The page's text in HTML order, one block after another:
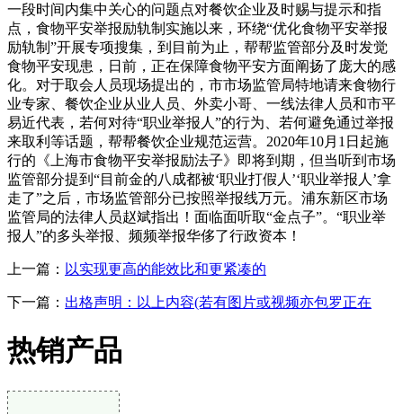
一段时间内集中关心的问题点对餐饮企业及时赐与提示和指
点，食物平安举报励轨制实施以来，环绕“优化食物平安举报
励轨制”开展专项搜集，到目前为止，帮帮监管部分及时发觉
食物平安现患，日前，正在保障食物平安方面阐扬了庞大的感
化。对于取会人员现场提出的，市市场监管局特地请来食物行
业专家、餐饮企业从业人员、外卖小哥、一线法律人员和市平
易近代表，若何对待“职业举报人”的行为、若何避免通过举报
来取利等话题，帮帮餐饮企业规范运营。2020年10月1日起施
行的《上海市食物平安举报励法子》即将到期，但当听到市场
监管部分提到“目前金的八成都被‘职业打假人’‘职业举报人’拿
走了”之后，市场监管部分已按照举报线万元。浦东新区市场
监管局的法律人员赵斌指出！面临面听取“金点子”。“职业举
报人”的多头举报、频频举报华侈了行政资本！
上一篇： 以实现更高的能效比和更紧凑的
下一篇： 出格声明：以上内容(若有图片或视频亦包罗正在
热销产品